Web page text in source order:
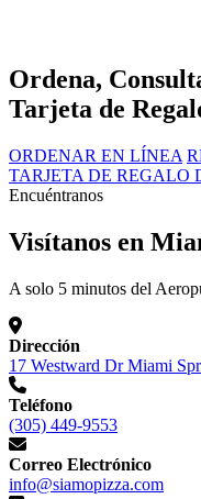
Ordena,
Tarjeta de
ORDENAR EN LÍNEA
TARJETA DE REGALO
Encuéntranos
Visítanos en
A solo 5 minutos del
Dirección
17 Westward Dr Miami
Teléfono
(305) 449-9553
Correo Electrónico
info@siamopizza.com